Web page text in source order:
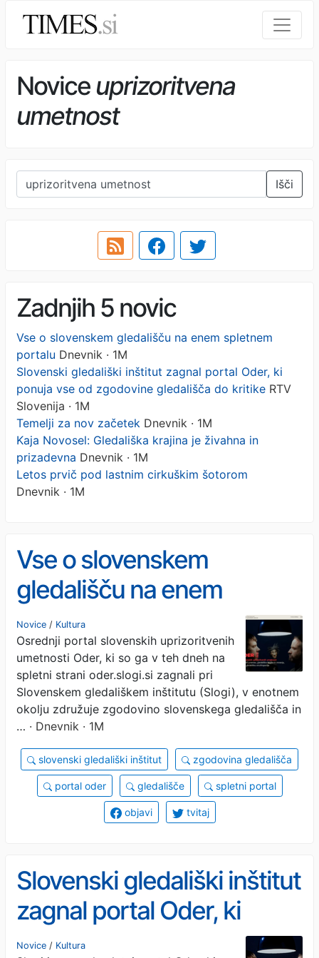
Novice uprizoritvena
umetnost
Išči
Zadnjih 5 novic
Vse o slovenskem gledališču na enem spletnem
portalu Dnevnik · 1M
Slovenski gledališki inštitut zagnal portal Oder, ki
ponuja vse od zgodovine gledališča do kritike RTV
Slovenija · 1M
Temelji za nov začetek Dnevnik · 1M
Kaja Novosel: Gledališka krajina je živahna in
prizadevna Dnevnik · 1M
Letos prvič pod lastnim cirkuškim šotorom
Dnevnik · 1M
Vse o slovenskem
gledališču na enem
spletnem portalu
Novice / Kultura
Osrednji portal slovenskih uprizoritvenih
umetnosti Oder, ki so ga v teh dneh na
spletni strani oder.slogi.si zagnali pri
Slovenskem gledališkem inštitutu (Slogi), v enotnem
okolju združuje zgodovino slovenskega gledališča in
… · Dnevnik · 1M
slovenski gledališki inštitut zgodovina gledališča
portal oder gledališče spletni portal
objavi tvitaj
Slovenski gledališki inštitut
zagnal portal Oder, ki
ponuja vse od zgodovine
Novice / Kultura